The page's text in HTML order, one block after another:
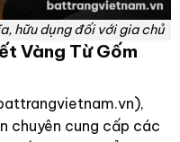
hữu dụng đối với gia chủ
Vàng Từ Gốm
chuyên cung cấp các